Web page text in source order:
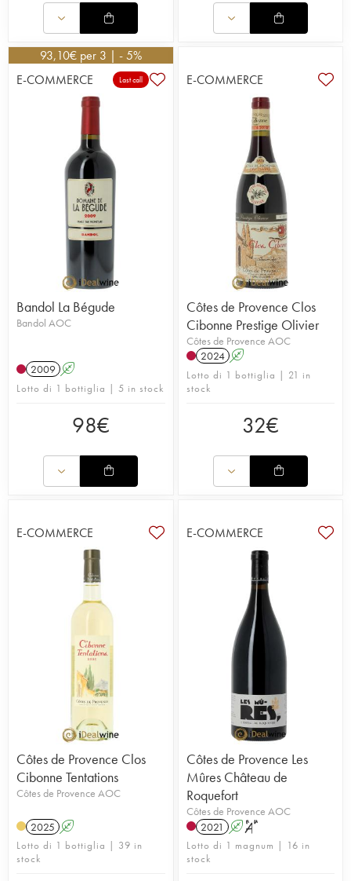
93,10€ per 3 | - 5%
E-COMMERCE
Last call
Bandol La Bégude
Bandol AOC
2009 A
Lotto di 1 bottiglia | 5 in stock
98€
E-COMMERCE
Côtes de Provence Clos
Cibonne Prestige Olivier
Côtes de Provence AOC
2024 A
Lotto di 1 bottiglia | 21 in
stock
32€
E-COMMERCE
Côtes de Provence Clos
Cibonne Tentations
Côtes de Provence AOC
2025 A
Lotto di 1 bottiglia | 39 in
stock
E-COMMERCE
Côtes de Provence Les
Mûres Château de
Roquefort
Côtes de Provence AOC
2021 A S
Lotto di 1 magnum | 16 in
stock